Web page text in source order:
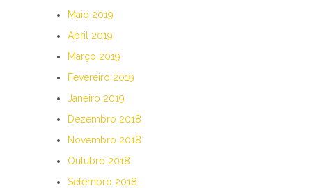
Maio 2019
Abril 2019
Março 2019
Fevereiro 2019
Janeiro 2019
Dezembro 2018
Novembro 2018
Outubro 2018
Setembro 2018